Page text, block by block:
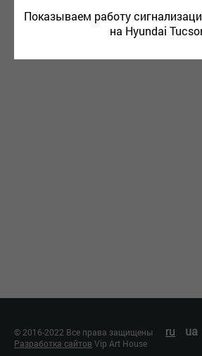
Показываем работу
на Hyundai
© 2016-2022 Все права защищены ru ua
Разработка сайтов Vip Art House